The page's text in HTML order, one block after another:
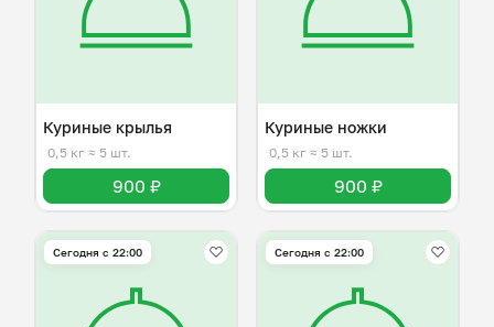
Куриные крылья
0,5 кг ≈ 5 шт.
900 ₽
Куриные ножки
0,5 кг ≈ 5 шт.
900 ₽
Сегодня с 22:00 Сегодня с 22:00